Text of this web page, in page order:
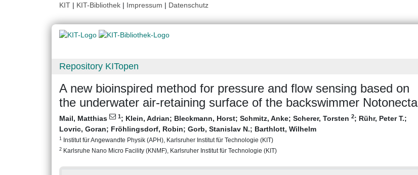
KIT | KIT-Bibliothek | Impressum | Datenschutz
Repository KITopen
A new bioinspired method for pressure and flow sensing based on
the underwater air-retaining surface of the backswimmer Notonecta
Mail, Matthias 1; Klein, Adrian; Bleckmann, Horst; Schmitz, Anke; Scherer, Torsten 2; Rühr, Peter T.;
Lovric, Goran; Fröhlingsdorf, Robin; Gorb, Stanislav N.; Barthlott, Wilhelm
1 Institut für Angewandte Physik (APH), Karlsruher Institut für Technologie (KIT)
2 Karlsruhe Nano Micro Facility (KNMF), Karlsruher Institut für Technologie (KIT)